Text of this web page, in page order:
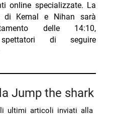
online specializzate. La
di Kemal e Nihan sarà
delle 14:10,
di seguire
Jump the shark
ultimi articoli inviati alla